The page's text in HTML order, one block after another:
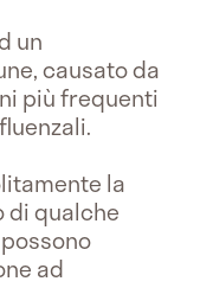
un
causato da
più frequenti
la
di qualche
ad